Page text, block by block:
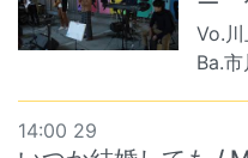
Vo.川
Ba.市
14:00 29